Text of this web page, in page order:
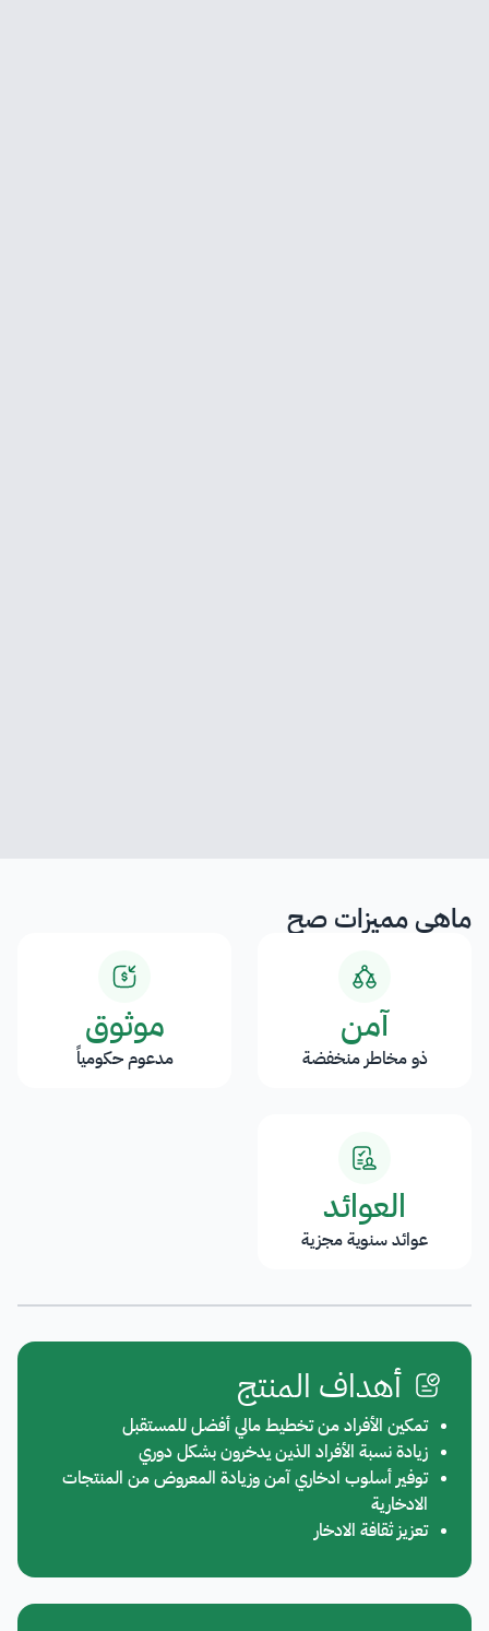
More
ماهي مميزات صح
آمن
ذو مخاطر منخفضة
موثوق
مدعوم حكومياً
العوائد
عوائد سنوية مجزية
أهداف المنتج​
تمكين الأفراد من تخطيط مالي أفضل للمستقبل
زيادة نسبة الأفراد الذين يدخرون بشكل دوري
توفير أسلوب ادخاري آمن وزيادة المعروض من المنتجات
الادخارية
تعزيز ثقافة الادخار​